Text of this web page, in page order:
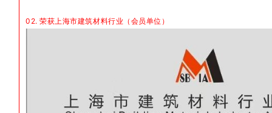
02. 荣获上海市建筑材料行业（会员单位）